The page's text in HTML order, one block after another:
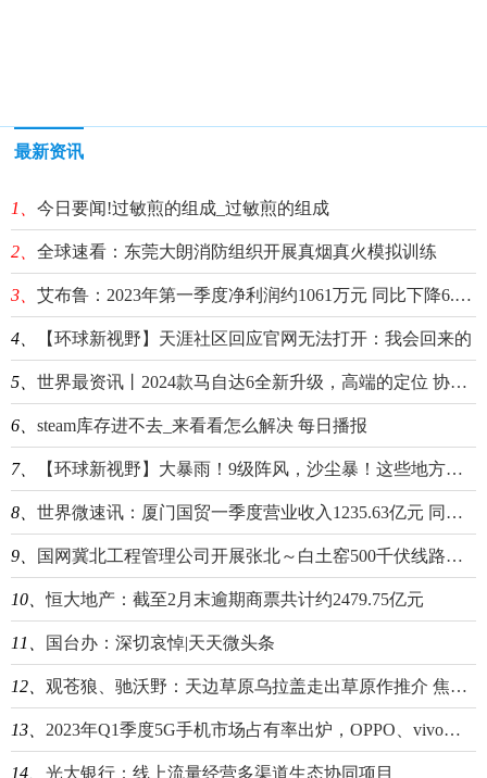
最新资讯
1、 今日要闻!过敏煎的组成_过敏煎的组成
2、 全球速看：东莞大朗消防组织开展真烟真火模拟训练
3、 艾布鲁：2023年第一季度净利润约1061万元 同比下降6.7%_环球快资讯
4、 【环球新视野】天涯社区回应官网无法打开：我会回来的
5、 世界最资讯丨2024款马自达6全新升级，高端的定位 协调的外观
6、 steam库存进不去_来看看怎么解决 每日播报
7、 【环球新视野】大暴雨！9级阵风，沙尘暴！这些地方注意
8、 世界微速讯：厦门国贸一季度营业收入1235.63亿元 同比上升12.69%
9、 国网冀北工程管理公司开展张北～白土窑500千伏线路工程导地线展放首区段试点
10、 恒大地产：截至2月末逾期商票共计约2479.75亿元
11、 国台办：深切哀悼|天天微头条
12、 观苍狼、驰沃野：天边草原乌拉盖走出草原作推介 焦点关注
13、 2023年Q1季度5G手机市场占有率出炉，OPPO、vivo位列前三 全球快播
14、 光大银行：线上流量经营多渠道生态协同项目